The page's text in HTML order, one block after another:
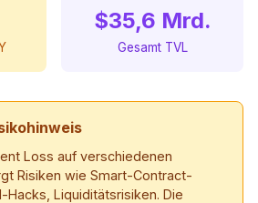
$35,6 Mrd.
Gesamt TVL
Loss auf verschiedenen
Risiken wie Smart-Contract-
Hacks, Liquiditätsrisiken. Die